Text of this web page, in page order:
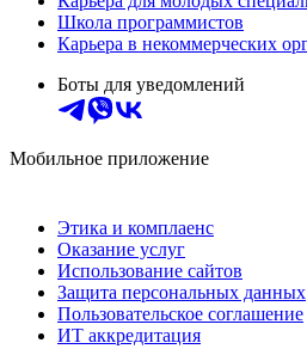
Школа программистов
Карьера в некоммерческих
Боты для уведомлений
Мобильное приложение
Этика и комплаенс
Оказание услуг
Использование сайтов
Защита персональных данных
Пользовательское соглашение
ИТ аккредитация